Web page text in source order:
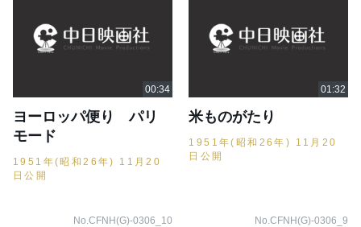
ヨーロッパ便り パリ
モード
1951年(昭和26年) 11月20
日公開
米ものがたり
1951年(昭和26年) 11月20
日公開
No.CFNH(G)-0306_10 No.CFNH(G)-0306_9